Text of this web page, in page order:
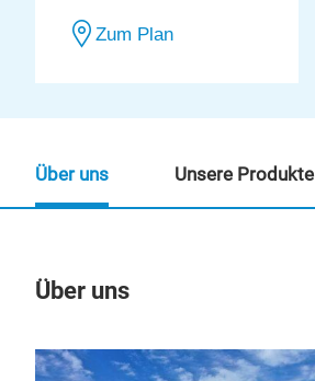
Zum Plan
Über uns
Über uns Unsere Produkte